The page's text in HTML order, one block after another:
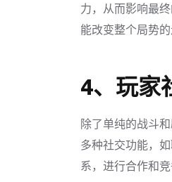
力，从而影响最
能改变整个局势
4、玩家
除了单纯的战斗
多种社交功能，
系，进行合作和竞